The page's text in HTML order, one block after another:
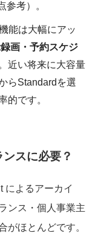
参考）。
能は大幅にアッ
画・予約スケジ
近い将来に大容量
らStandardを選
的です。
スに必要？
によるアーカイ
ンス・個人事業主
がほとんどです。